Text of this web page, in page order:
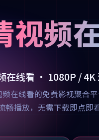
视频
在线看 · 1080P /
在线看的免费影视聚合
畅播放，无需下载即点